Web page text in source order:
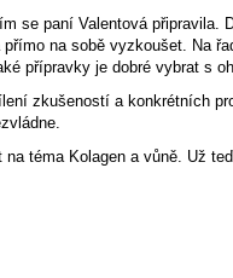
se paní Valentová
na sobě vyzkoušet. Na
přípravky je dobré vybrat s
zkušeností a konkrétních
téma Kolagen a vůně. Už